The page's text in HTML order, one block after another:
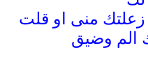
زعلتك منى او قلت
الم وضيق